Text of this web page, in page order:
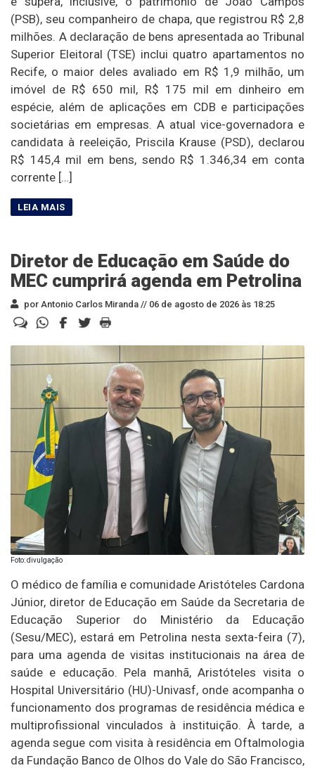
(PSB), seu companheiro de chapa, que registrou R$ 2,8
milhões. A declaração de bens apresentada ao Tribunal
Superior Eleitoral (TSE) inclui quatro apartamentos no
Recife, o maior deles avaliado em R$ 1,9 milhão, um
imóvel de R$ 650 mil, R$ 175 mil em dinheiro em
espécie, além de aplicações em CDB e participações
societárias em empresas. A atual vice-governadora e
candidata à reeleição, Priscila Krause (PSD), declarou
R$ 145,4 mil em bens, sendo R$ 1.346,34 em conta
corrente […]
Diretor de Educação em Saúde do
MEC cumprirá agenda em Petrolina
por Antonio Carlos Miranda // 06 de agosto de 2026 às 18:25
Foto: divulgação
O médico de família e comunidade Aristóteles Cardona
Júnior, diretor de Educação em Saúde da Secretaria de
Educação Superior do Ministério da Educação
(Sesu/MEC), estará em Petrolina nesta sexta-feira (7),
para uma agenda de visitas institucionais na área de
saúde e educação. Pela manhã, Aristóteles visita o
Hospital Universitário (HU)-Univasf, onde acompanha o
funcionamento dos programas de residência médica e
multiprofissional vinculados à instituição. À tarde, a
agenda segue com visita à residência em Oftalmologia
da Fundação Banco de Olhos do Vale do São Francisco,